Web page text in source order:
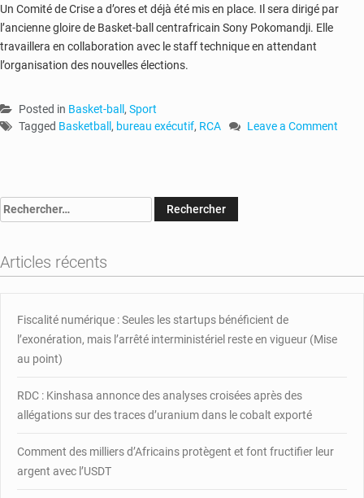
Un Comité de Crise a d’ores et déjà été mis en place. Il sera dirigé par
l’ancienne gloire de Basket-ball centrafricain Sony Pokomandji. Elle
travaillera en collaboration avec le staff technique en attendant
l’organisation des nouvelles élections.
Posted in Basket-ball , Sport
Tagged Basketball , bureau exécutif, RCA
Leave a Comment
Fédération
basketball
Rechercher :
Articles récents
Fiscalité numérique : Seules les startups bénéficient de
l’exonération, mais l’arrêté interministériel reste en vigueur (Mise
au point)
RDC : Kinshasa annonce des analyses croisées après des
allégations sur des traces d’uranium dans le cobalt exporté
Comment des milliers d’Africains protègent et font fructifier leur
argent avec l’USDT